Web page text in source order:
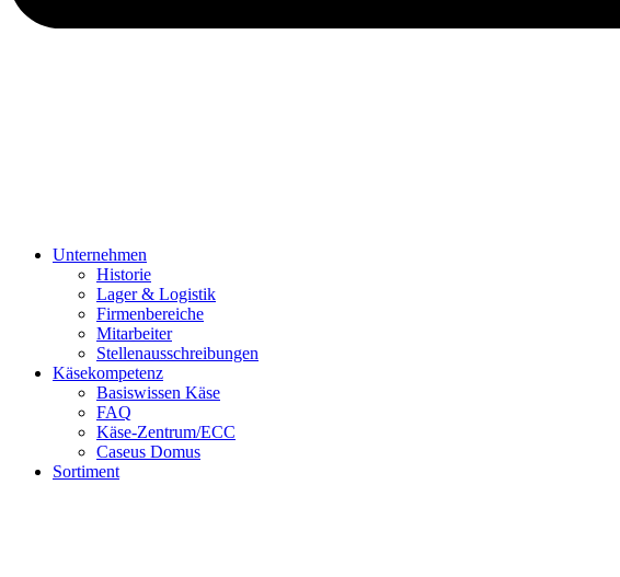
Unternehmen
Historie
Lager & Logistik
Firmenbereiche
Mitarbeiter
Stellenausschreibungen
Käsekompetenz
Basiswissen Käse
FAQ
Käse-Zentrum/ECC
Caseus Domus
Sortiment